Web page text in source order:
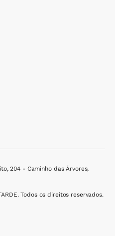
204 - Caminho das Árvores,
Todos os direitos reservados.